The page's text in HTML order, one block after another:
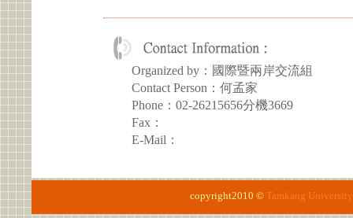
Organized by：國際暨兩岸交流組
Contact Person：何孟家
Phone：02-26215656分機3669
Fax：
E-Mail：
copyright2010 © Tamkang University